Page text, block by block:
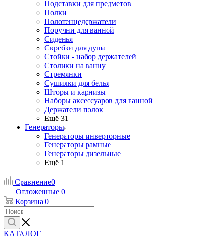
Подставки для предметов
Полки
Полотенцедержатели
Поручни для ванной
Сиденья
Скребки для душа
Стойки - набор держателей
Столики на ванну
Стремянки
Сушилки для белья
Шторы и карнизы
Наборы аксессуаров для ванной
Держатели полок
Ещё 31
Генераторы
Генераторы инверторные
Генераторы рамные
Генераторы дизельные
Ещё 1
Сравнение0
Отложенные 0
Корзина 0
КАТАЛОГ